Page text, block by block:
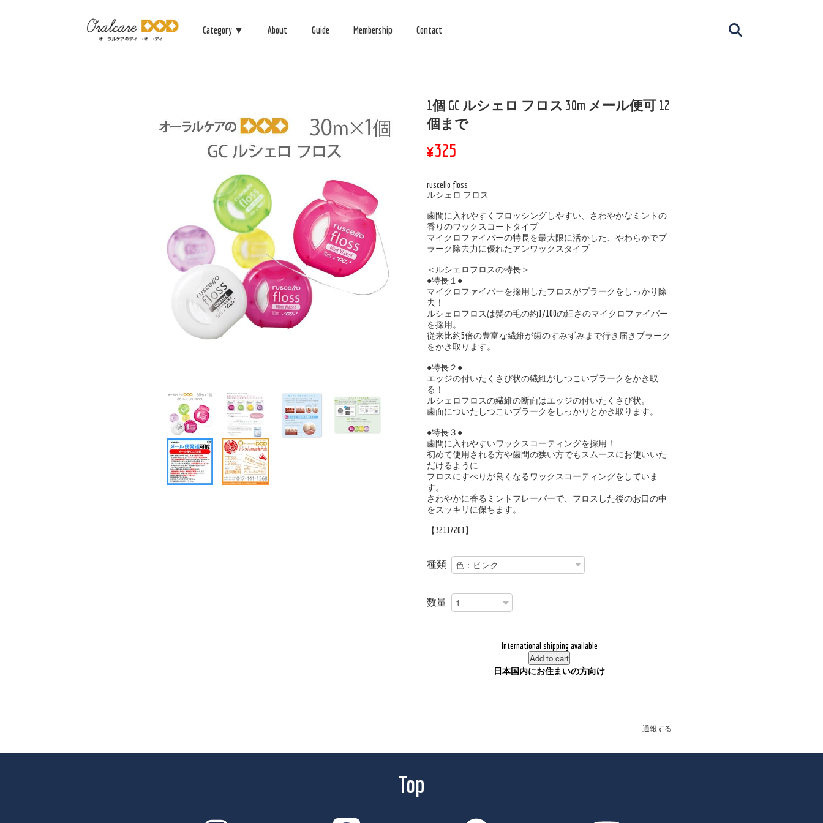
Category ▼ About Guide Membership Contact
1個 GC ルシェロ フロス 30m メール便可 12
個まで
¥325
ruscello floss
ルシェロ フロス
歯間に入れやすくフロッシングしやすい、さわやかなミントの
香りのワックスコートタイプ
マイクロファイバーの特長を最大限に活かした、やわらかでプ
ラーク除去力に優れたアンワックスタイプ
＜ルシェロフロスの特長＞
●特長１●
マイクロファイバーを採用したフロスがプラークをしっかり除
去！
ルシェロフロスは髪の毛の約1/100の細さのマイクロファイバー
を採用。
従来比約5倍の豊富な繊維が歯のすみずみまで行き届きプラーク
をかき取ります。
●特長２●
エッジの付いたくさび状の繊維がしつこいプラークをかき取
る！
ルシェロフロスの繊維の断面はエッジの付いたくさび状。
歯面についたしつこいプラークをしっかりとかき取ります。
●特長３●
歯間に入れやすいワックスコーティングを採用！
初めて使用される方や歯間の狭い方でもスムースにお使いいた
だけるように
フロスにすべりが良くなるワックスコーティングをしていま
す。
さわやかに香るミントフレーバーで、フロスした後のお口の中
をスッキリに保ちます。
【32117201】
種類
数量
International shipping available
Add to cart
日本国内にお住まいの方向け
通報する
Top